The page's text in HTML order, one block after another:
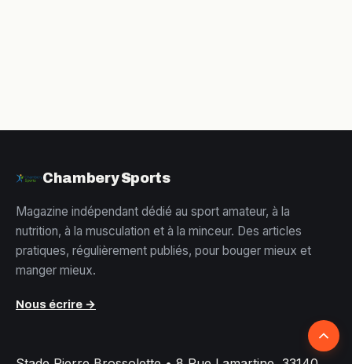
Chambery Sports
Magazine indépendant dédié au sport amateur, à la
nutrition, à la musculation et à la minceur. Des articles
pratiques, régulièrement publiés, pour bouger mieux et
manger mieux.
Nous écrire →